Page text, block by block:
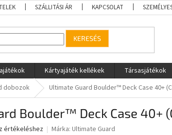
SZÁLLITÁSI ÁR KAPCSOLAT
KERESÉS
Kártyajáték kellékek Társasjátékok
dobozok Ultimate Guard Boulder™ Deck Case 40+
Boulder™ Deck Case 40+
értékeléshez Márka: Ultimate Guard